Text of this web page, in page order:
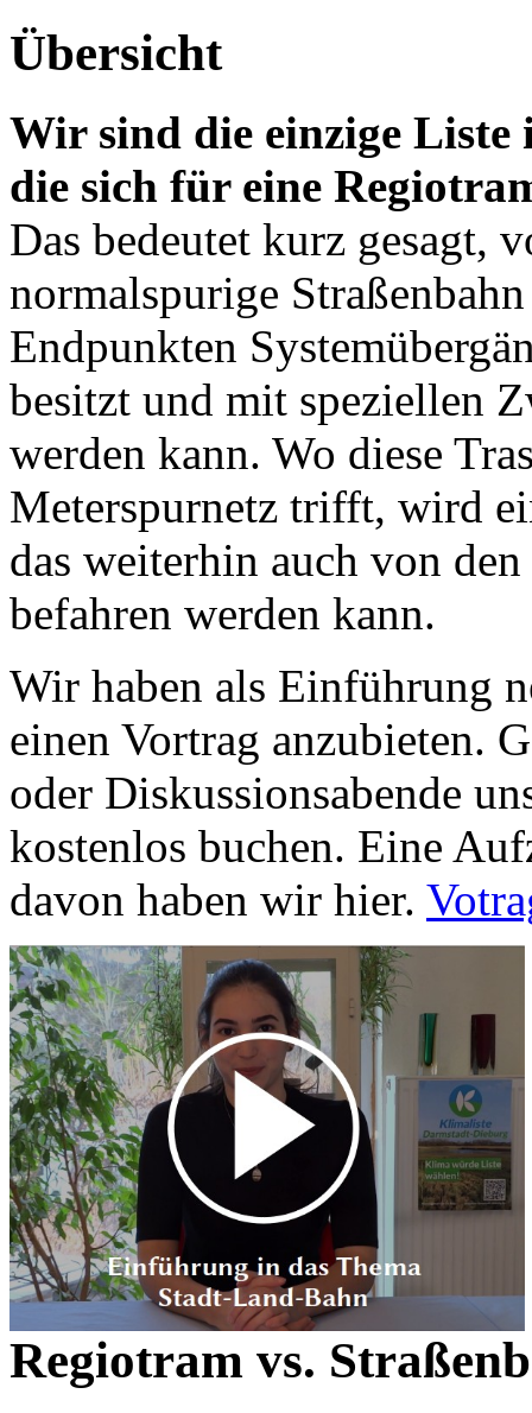
Übersicht
Wir sind die einzige
die sich für eine
Das bedeutet kurz gesagt,
normalspurige
Endpunkten
besitzt und mit speziellen
werden kann. Wo diese
Meterspurnetz trifft, wird
das weiterhin auch von
befahren werden kann.
Wir haben als Einführung
einen Vortrag anzubieten.
oder Diskussionsabende
kostenlos buchen. Eine
davon haben wir hier.
Regiotram vs.